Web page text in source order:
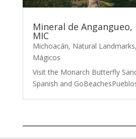
Mineral de Angangueo,
MIC
Michoacán, Natural Landmarks,
Mágicos
Visit the Monarch Butterfly
Spanish and